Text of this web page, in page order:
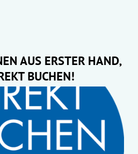
AUS ERSTER HAND,
BUCHEN!